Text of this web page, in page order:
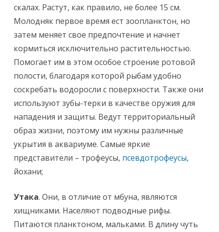
скалах. Растут, как правило, не более 15 см.
Молодняк первое время ест зоопланктон, но
затем меняет свое предпочтение и начнет
кормиться исключительно растительностью.
Помогает им в этом особое строение ротовой
полости, благодаря которой рыбам удобно
соскребать водоросли с поверхности. Также они
используют зубы-терки в качестве оружия для
нападения и защиты. Ведут территориальный
образ жизни, поэтому им нужны различные
укрытия в аквариуме. Самые яркие
представители – трофеусы, псевдотрофеусы,
йохани;
Утака. Они, в отличие от мбуна, являются
хищниками. Населяют подводные рифы.
Питаются планктоном, мальками. В длину чуть